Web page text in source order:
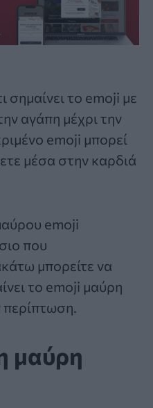
σημαίνει το emoji με
αγάπη μέχρι την
emoji μπορεί
μέσα στην καρδιά
emoji
που
μπορείτε να
το emoji μαύρη
περίπτωση.
μαύρη